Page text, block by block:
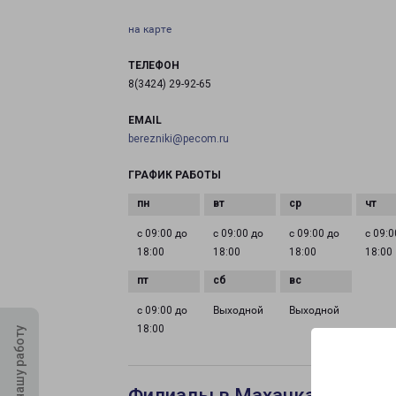
на карте
ТЕЛЕФОН
8(3424) 29-92-65
EMAIL
berezniki@pecom.ru
ГРАФИК РАБОТЫ
с 09:00 до
18:00
с 09:00 до
18:00
с 09:00 до
18:00
с
18:00
с 09:00 до
18:00
Выходной Выходной